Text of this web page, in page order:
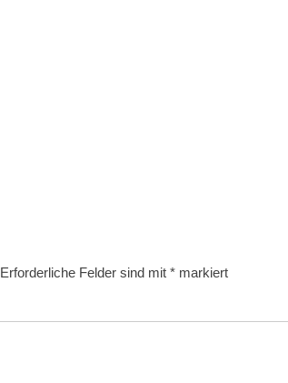
Erforderliche Felder sind mit * markiert